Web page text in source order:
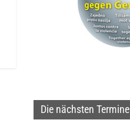
Die nächsten Termine